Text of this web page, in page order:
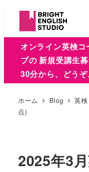
オンライン英検
プの 新規受講生
30分から、どうぞ
ホーム Blog 英検
点)
2025年3